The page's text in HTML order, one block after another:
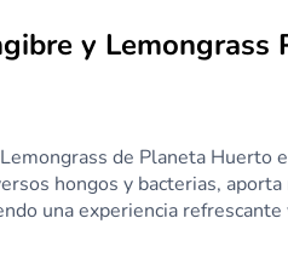
y
de Planeta
hongos y bacterias,
una experiencia refrescante